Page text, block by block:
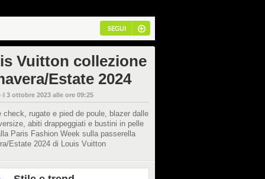
SEGUI
Vuitton collezione
Estate 2024
il 3 ottobre 2023 alle ore 09:25
check, rugate e pied de poule, blazer dalle
abiti drappeggiati e bustini in pelle
Paris Fashion Week sulla passerella
Estate 2024 di Louis Vuitton